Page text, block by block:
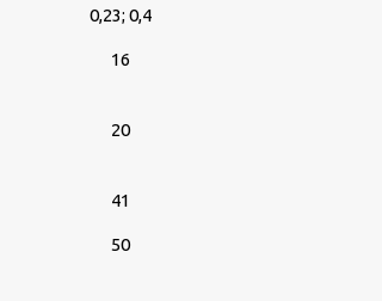
0,23; 0,4
16
20
41
50